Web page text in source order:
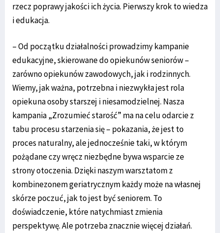
rzecz poprawy jakości ich życia. Pierwszy krok to wiedza
i edukacja.
– Od początku działalności prowadzimy kampanie
edukacyjne, skierowane do opiekunów seniorów –
zarówno opiekunów zawodowych, jak i rodzinnych.
Wiemy, jak ważna, potrzebna i niezwykła jest rola
opiekuna osoby starszej i niesamodzielnej. Nasza
kampania „Zrozumieć starość” ma na celu odarcie z
tabu procesu starzenia się – pokazania, że jest to
proces naturalny, ale jednocześnie taki, w którym
pożądane czy wręcz niezbędne bywa wsparcie ze
strony otoczenia. Dzięki naszym warsztatom z
kombinezonem geriatrycznym każdy może na własnej
skórze poczuć, jak to jest być seniorem. To
doświadczenie, które natychmiast zmienia
perspektywę. Ale potrzeba znacznie więcej działań.